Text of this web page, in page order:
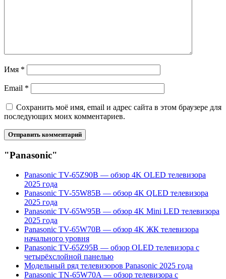
Имя *
Email *
Сохранить моё имя, email и адрес сайта в этом браузере для
последующих моих комментариев.
"Panasonic"
Panasonic TV-65Z90B — обзор 4K OLED телевизора
2025 года
Panasonic TV-55W85B — обзор 4K QLED телевизора
2025 года
Panasonic TV-65W95B — обзор 4K Mini LED телевизора
2025 года
Panasonic TV-65W70B — обзор 4K ЖК телевизора
начального уровня
Panasonic TV-65Z95B — обзор OLED телевизора с
четырёхслойной панелью
Модельный ряд телевизоров Panasonic 2025 года
Panasonic TN-65W70A — обзор телевизора с